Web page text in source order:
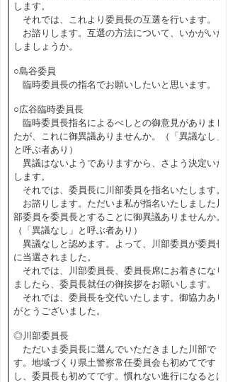
します。
それでは、これより委員長の互選を行います。
お諮りします。互選の方法について、いかがいた
しましょうか。
○島谷委員
臨時委員長の指名でお願いしたいと思います。
○広谷臨時委員長
臨時委員長指名によるべしとの御意見がありまし
たが、これに御異議ありませんか。（「異議なし」
と呼ぶ者あり）
異議はないようでありますから、さよう決定いた
します。
それでは、委員長に川部委員を指名いたします。
お諮りします。ただいま私が指名いたしました川
部委員を委員長とすることに御異議ありませんか。
（「異議なし」と呼ぶ者あり）
異議なしと認めます。よって、川部委員が委員長
に当選されました。
それでは、川部委員長、委員長席にお着きになり
ましたら、委員長就任の御挨拶をお願いします。
それでは、委員長を交代いたします。御協力あり
がとうございました。
◎川部委員長
ただいま委員長に選んでいただきました川部で
す。地域づくり県土警察常任委員会も初めてです
し、委員長も初めてです。慣れない進行になるとは